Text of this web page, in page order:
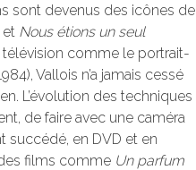
sont devenus des icônes de
Nous étions un seul
comme le portrait-
Vallois n’a jamais cessé
L’évolution des techniques
de faire avec une caméra
succédé, en DVD et en
films comme Un parfum